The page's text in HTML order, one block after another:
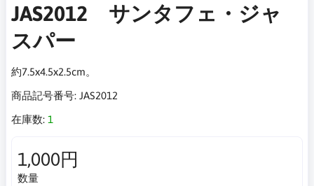
JAS2012 サンタフェ・ジャ
スパー
約7.5x4.5x2.5cm。
商品記号番号: JAS2012
在庫数: 1
1,000円
数量